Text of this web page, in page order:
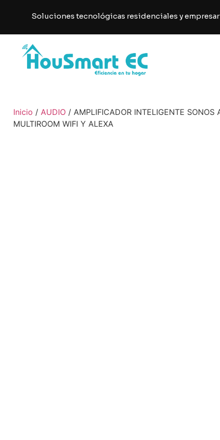
Soluciones tecnológicas residenciales y
Inicio / AUDIO/ AMPLIFICADOR INTELIGENTE SONOS
MULTIROOM WIFI Y ALEXA